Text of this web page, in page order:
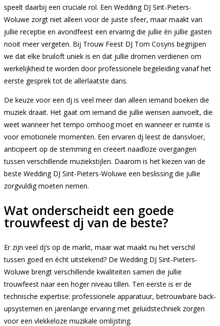
speelt daarbij een cruciale rol. Een Wedding DJ Sint-Pieters-
Woluwe zorgt niet alleen voor de juiste sfeer, maar maakt van
jullie receptie en avondfeest een ervaring die jullie én jullie gasten
nooit meer vergeten. Bij Trouw Feest DJ Tom Cosyns begrijpen
we dat elke bruiloft uniek is en dat jullie dromen verdienen om
werkelijkheid te worden door professionele begeleiding vanaf het
eerste gesprek tot de allerlaatste dans.
De keuze voor een dj is veel meer dan alleen iemand boeken die
muziek draait. Het gaat om iemand die jullie wensen aanvoelt, die
weet wanneer het tempo omhoog moet en wanneer er ruimte is
voor emotionele momenten. Een ervaren dj leest de dansvloer,
anticipeert op de stemming en creëert naadloze overgangen
tussen verschillende muziekstijlen. Daarom is het kiezen van de
beste Wedding DJ Sint-Pieters-Woluwe een beslissing die jullie
zorgvuldig moeten nemen.
Wat onderscheidt een goede
trouwfeest dj van de beste?
Er zijn veel dj’s op de markt, maar wat maakt nu het verschil
tussen goed en écht uitstekend? De Wedding DJ Sint-Pieters-
Woluwe brengt verschillende kwaliteiten samen die jullie
trouwfeest naar een hoger niveau tillen. Ten eerste is er de
technische expertise: professionele apparatuur, betrouwbare back-
upsystemen en jarenlange ervaring met geluidstechniek zorgen
voor een vlekkeloze muzikale omlijsting.